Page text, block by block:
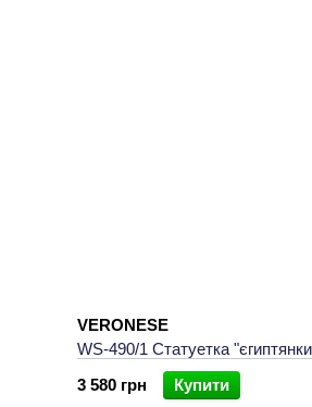
VERONESE
WS-490/1 Статуетка
3 580 грн
Купити